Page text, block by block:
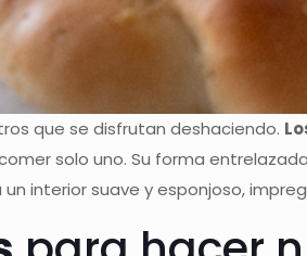
que se disfrutan deshaciendo.
solo uno. Su forma
interior suave y esponjoso,